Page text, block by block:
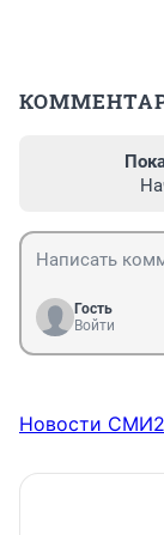
Гость
Войти
Новости СМИ2